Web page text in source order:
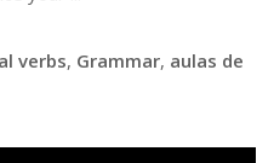
verbs, Grammar, aulas de